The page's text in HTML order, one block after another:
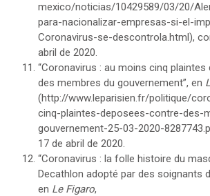
mexico/noticias/10429589/03/20/
para-nacionalizar-empresas-si-el-
Coronavirus-se-descontrola.html ),
abril de 2020.
“Coronavirus : au moins cinq
des membres du gouvernement”, en
(http://www.leparisien.fr/politique/
cinq-plaintes-deposees-contre-des-
gouvernement-25-03-2020-
17 de abril de 2020.
“Coronavirus : la folle histoire du
Decathlon adopté par des soignants
en Le Figaro,